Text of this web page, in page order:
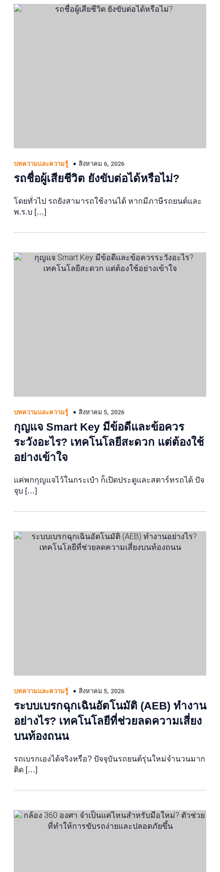
บทความและความรู้ สิงหาคม 6, 2026
รถชื่อผู้เสียชีวิต ยังขับต่อได้หรือไม่?
โดยทั่วไป รถยังสามารถใช้งานได้ หากมีภาษีรถยนต์และ
พ.ร.บ […]
บทความและความรู้ สิงหาคม 5, 2026
กุญแจ Smart Key มีข้อดีและข้อควร
ระวังอะไร? เทคโนโลยีสะดวก แต่ต้องใช้
อย่างเข้าใจ
แค่พกกุญแจไว้ในกระเป๋า ก็เปิดประตูและสตาร์ทรถได้ ปัจ
จุบ […]
บทความและความรู้ สิงหาคม 5, 2026
ระบบเบรกฉุกเฉินอัตโนมัติ (AEB) ทำงาน
อย่างไร? เทคโนโลยีที่ช่วยลดความเสี่ยง
บนท้องถนน
รถเบรกเองได้จริงหรือ? ปัจจุบันรถยนต์รุ่นใหม่จำนวนมาก
ติด […]